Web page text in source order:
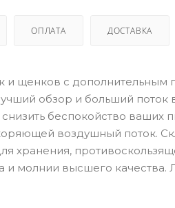
ОПЛАТА ДОСТАВКА
и щенков с дополнительным
обзор и больший поток
беспокойство ваших
воздушный поток.
хранения,
и молнии высшего качества.